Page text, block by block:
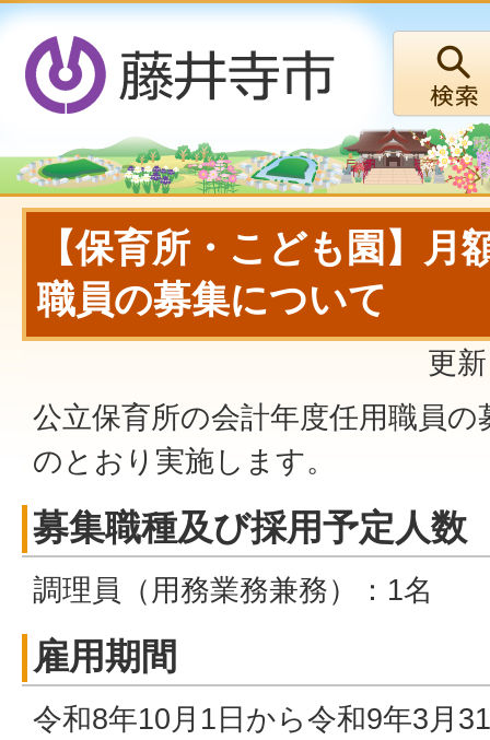
【保育所・こども園】月
職員の募集について
更
公立保育所の会計年度任用職員
のとおり実施します。
募集職種及び採用予定人数
調理員（用務業務兼務）：1名
雇用期間
令和8年10月1日から令和9年3月